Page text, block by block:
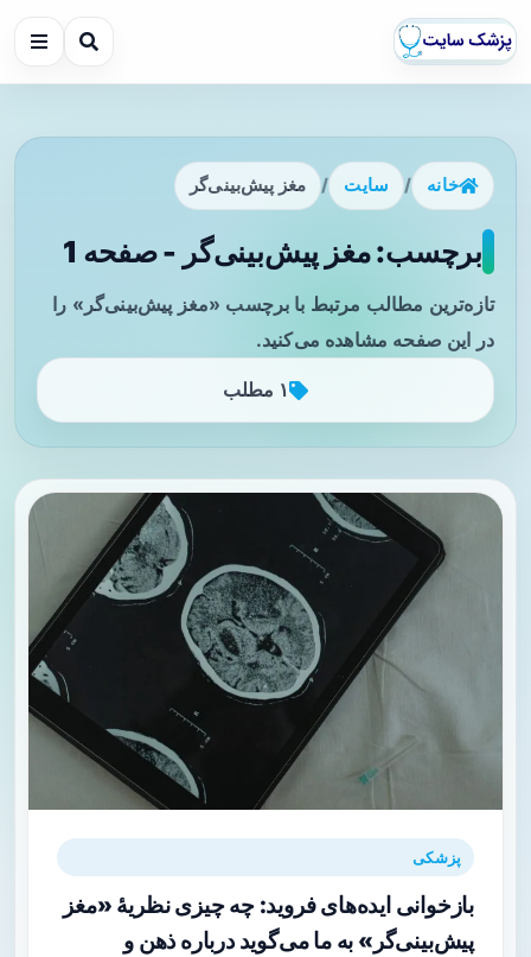
خانه / سایت / مغز پیش‌بینی‌گر
برچسب: مغز پیش‌بینی‌گر - صفحه 1
تازه‌ترین مطالب مرتبط با برچسب «مغز پیش‌بینی‌گر» را
در این صفحه مشاهده می‌کنید.
۱ مطلب
پزشکی
بازخوانی ایده‌های فروید: چه چیزی نظریهٔ «مغز
پیش‌بینی‌گر» به ما می‌گوید درباره ذهن و